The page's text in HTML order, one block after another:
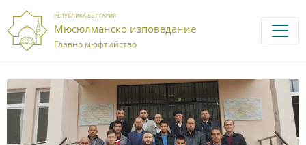
РЕПУБЛИКА БЪЛГАРИЯ
Мюсюлманско изповедание
Главно мюфтийство